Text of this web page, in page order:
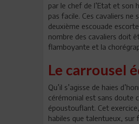
par le chef de l’Etat et son
pas facile. Ces cavaliers
deuxième escouade
nombre des cavaliers doit
flamboyante et la
Le carrousel
Qu’il s’agisse de haies
cérémonial est sans doute
époustouflant. Cet
habiles que talentueux, sur